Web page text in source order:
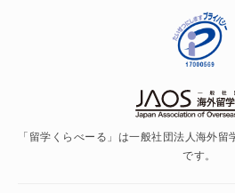
「留学くらべーる」は一般社団法人海外
です。